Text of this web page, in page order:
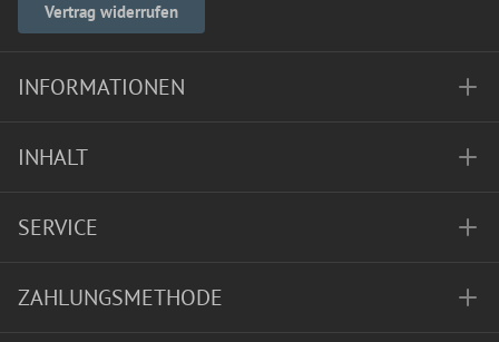
Vertrag widerrufen
INFORMATIONEN
INHALT
SERVICE
ZAHLUNGSMETHODE